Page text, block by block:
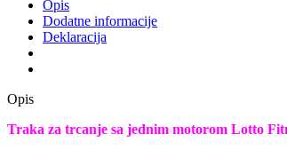
Opis
Dodatne informacije
Deklaracija
Opis
Traka za trcanje sa jednim motorom Lotto